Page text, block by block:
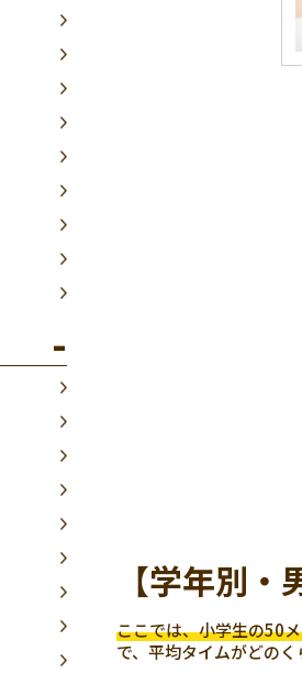
【学年別
ここでは、小学生の50
で、平均タイムがどのく